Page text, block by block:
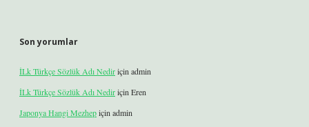
Son yorumlar
İLk Türkçe Sözlük Adı Nediriçin admin
İLk Türkçe Sözlük Adı Nediriçin Eren
Japonya Hangi Mezhepiçin admin